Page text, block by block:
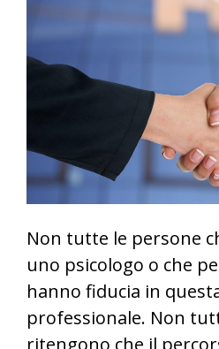
Non tutte le persone
uno psicologo o che
hanno fiducia in
professionale. Non
ritengono che il